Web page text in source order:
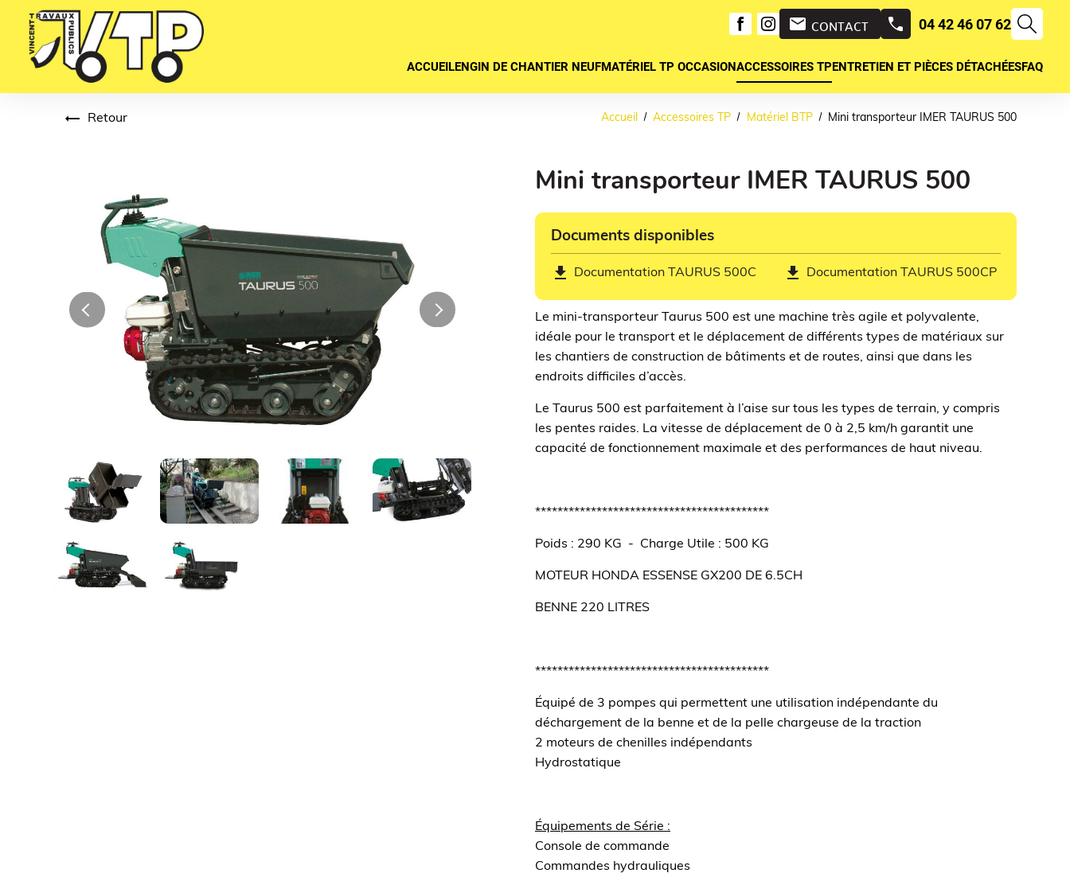
mail CONTACT 04 42 46 07 62
ACCUEILENGIN DE CHANTIER NEUFMATÉRIEL TP OCCASIONACCESSOIRES TPENTRETIEN ET PIÈCES DÉTACHÉESFAQ
Accueil Accessoires TP Matériel BTP Mini transporteur IMER TAURUS 500
Retour
Previous Next
Mini transporteur IMER TAURUS 500
Documents disponibles
get_app Documentation TAURUS 500C get_app Documentation TAURUS 500CP
Le mini-transporteur Taurus 500 est une machine très agile et polyvalente,
idéale pour le transport et le déplacement de différents types de matériaux sur
les chantiers de construction de bâtiments et de routes, ainsi que dans les
endroits difficiles d’accès.
Le Taurus 500 est parfaitement à l’aise sur tous les types de terrain, y compris
les pentes raides. La vitesse de déplacement de 0 à 2,5 km/h garantit une
capacité de fonctionnement maximale et des performances de haut niveau.
******************************************
Poids : 290 KG - Charge Utile : 500 KG
MOTEUR HONDA ESSENSE GX200 DE 6.5CH
BENNE 220 LITRES
******************************************
Équipé de 3 pompes qui permettent une utilisation indépendante du
déchargement de la benne et de la pelle chargeuse de la traction
2 moteurs de chenilles indépendants
Hydrostatique
Équipements de Série :
Console de commande
Commandes hydrauliques
Panneau de gestion des cookies